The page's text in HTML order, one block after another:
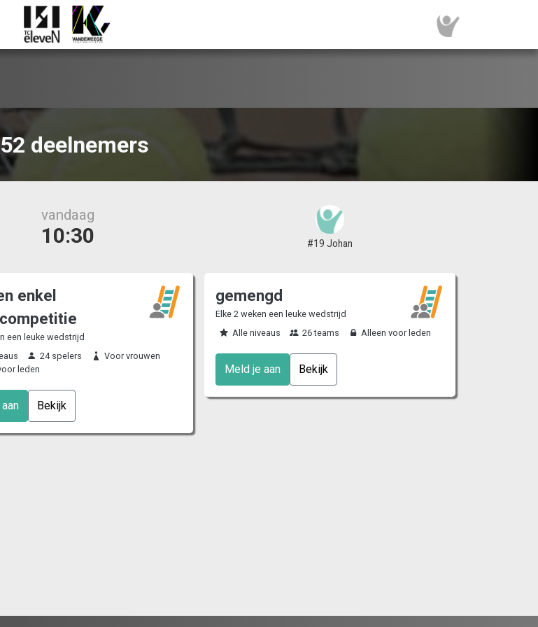
deelnemers
vandaag
10:30 #19 Johan
enkel
een leuke wedstrijd
24 spelers
Voor vrouwen
leden
Bekijk
gemengd
Elke 2 weken een leuke wedstrijd
Alle niveaus
26 teams Alleen voor leden
Meld je aan Bekijk